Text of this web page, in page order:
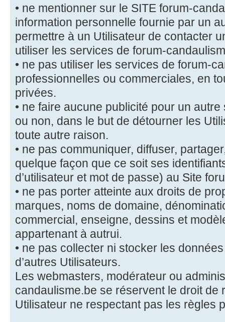
• ne mentionner sur le SITE forum-
information personnelle fournie par un
permettre à un Utilisateur de contacter
utiliser les services de forum-
• ne pas utiliser les services de forum-
professionnelles ou commerciales, en
privées.
• ne faire aucune publicité pour un
ou non, dans le but de détourner les
toute autre raison.
• ne pas communiquer, diffuser,
quelque façon que ce soit ses
d’utilisateur et mot de passe) au Site
• ne pas porter atteinte aux droits de
marques, noms de domaine,
commercial, enseigne, dessins et
appartenant à autrui.
• ne pas collecter ni stocker les
d’autres Utilisateurs.
Les webmasters, modérateur ou
candaulisme.be se réservent le droit de
Utilisateur ne respectant pas les règles